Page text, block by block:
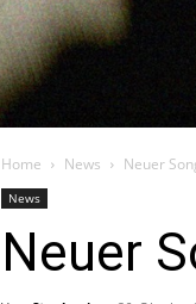
Home News Neuer
News
Neuer